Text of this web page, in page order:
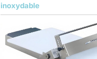
inoxydable